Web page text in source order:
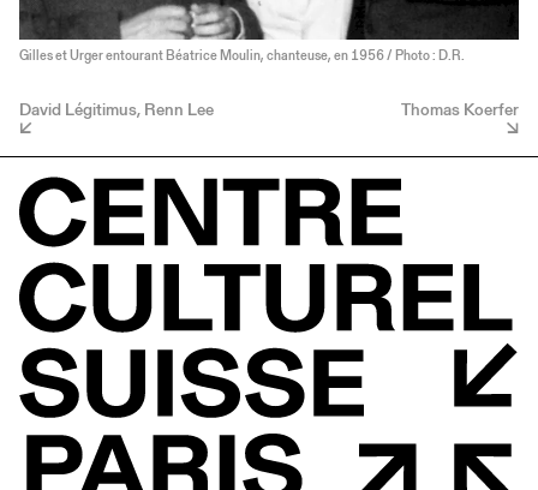
Gilles et Urger entourant Béatrice Moulin, chanteuse, en 1956 / Photo : D.R.
David Légitimus, Renn Lee Thomas Koerfer